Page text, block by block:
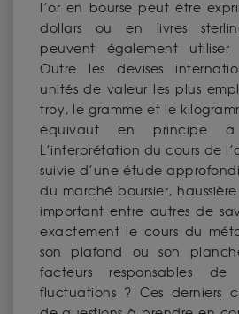
l’or en bourse peut être
dollars ou en livres
peuvent également utiliser
Outre les devises
unités de valeur les plus
troy, le gramme et le
équivaut en principe à
L’interprétation du cours de
suivie d’une étude
du marché boursier,
important entre autres de
exactement le cours du
son plafond ou son
facteurs responsables de
fluctuations ? Ces derniers